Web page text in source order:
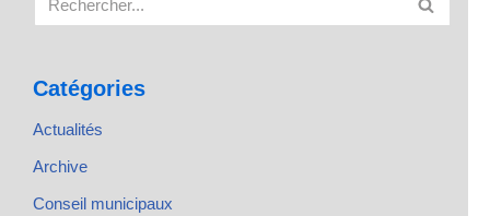
Catégories
Actualités
Archive
Conseil municipaux